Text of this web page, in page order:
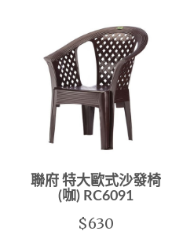
聯府 特大歐式沙發椅
(咖) RC6091
$630